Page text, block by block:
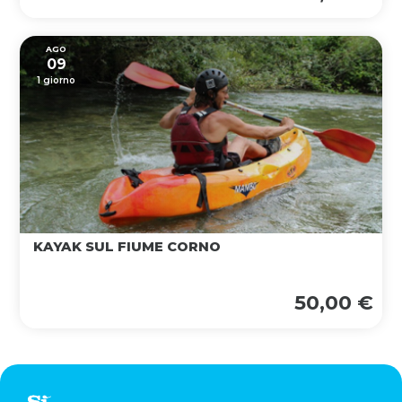
AGO
09
1 giorno
KAYAK SUL FIUME CORNO
50,00 €